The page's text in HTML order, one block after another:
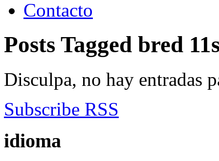
Contacto
Posts Tagged bred
Disculpa, no hay entradas
Subscribe RSS
idioma